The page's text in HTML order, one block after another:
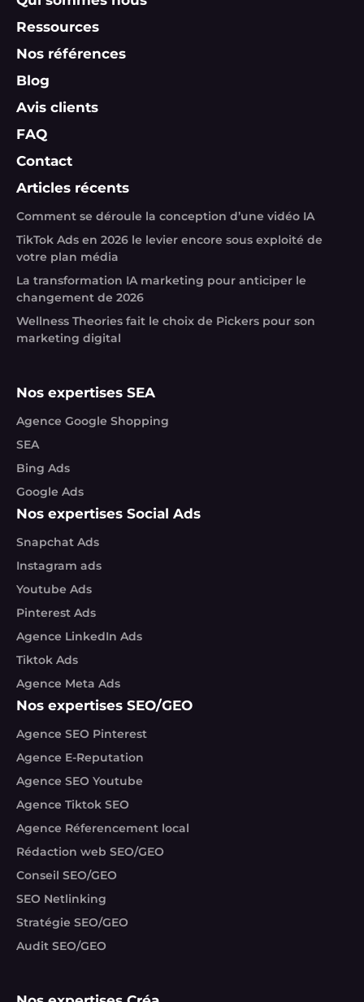
Ressources
Nos références
Blog
Avis clients
FAQ
Contact
Articles récents
Comment se déroule la conception d’une vidéo IA
TikTok Ads en 2026 le levier encore sous exploité de
votre plan média
La transformation IA marketing pour anticiper le
changement de 2026
Wellness Theories fait le choix de Pickers pour son
marketing digital
Nos expertises SEA
Agence Google Shopping
SEA
Bing Ads
Google Ads
Nos expertises Social Ads
Snapchat Ads
Instagram ads
Youtube Ads
Pinterest Ads
Agence LinkedIn Ads
Tiktok Ads
Agence Meta Ads
Nos expertises SEO/GEO
Agence SEO Pinterest
Agence E-Reputation
Agence SEO Youtube
Agence Tiktok SEO
Agence Réferencement local
Rédaction web SEO/GEO
Conseil SEO/GEO
SEO Netlinking
Stratégie SEO/GEO
Audit SEO/GEO